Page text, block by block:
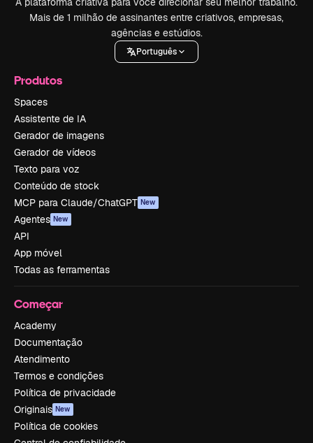
Mais de 1 milhão de assinantes entre criativos, empresas,
agências e estúdios.
Português
Produtos
Spaces
Assistente de IA
Gerador de imagens
Gerador de vídeos
Texto para voz
Conteúdo de stock
MCP para Claude/ChatGPT New
Agentes New
API
App móvel
Todas as ferramentas
Começar
Academy
Documentação
Atendimento
Termos e condições
Política de privacidade
Originais New
Política de cookies